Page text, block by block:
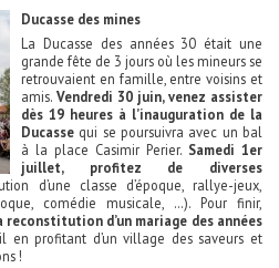
Ducasse des mines
La Ducasse des années 30 était une
grande fête de 3 jours où les mineurs se
retrouvaient en famille, entre voisins et
amis. Vendredi 30 juin, venez assister
dès 19 heures à l’inauguration de la
Ducasse qui se poursuivra avec un bal
à la place Casimir Perier. Samedi 1er
juillet, profitez de diverses
d’une classe d’époque, rallye-jeux,
comédie musicale, …). Pour finir,
d’un mariage des années
en profitant d’un village des saveurs et
!